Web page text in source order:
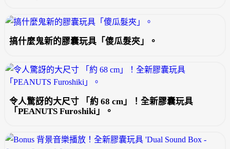
搞什麼鬼新的膠囊玩具「傻瓜髮夾」。
令人驚訝的大尺寸 「約 68 cm」！全新膠囊玩具
「PEANUTS Furoshiki」。